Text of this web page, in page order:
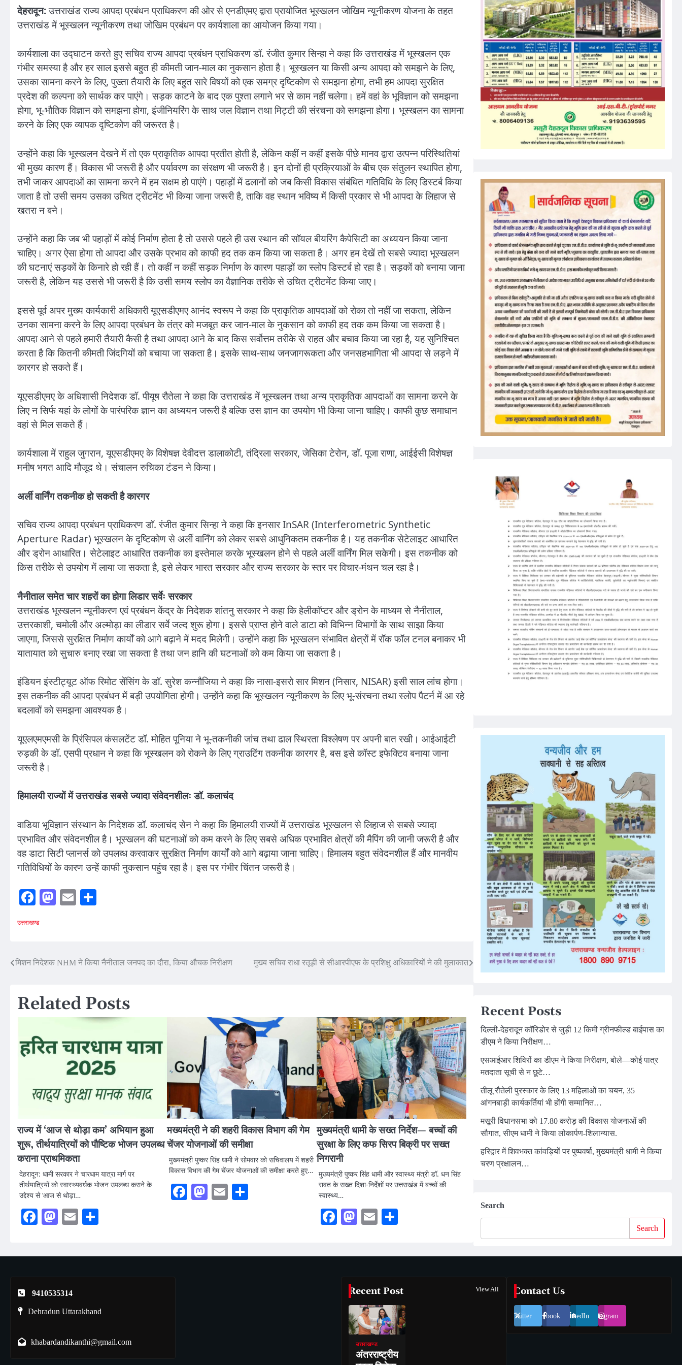
देहरादून:उत्तराखंड राज्य आपदा प्रबंधन प्राधिकरण की ओर से एनडीएमए द्वारा प्रायोजित भूस्खलन जोखिम न्यूनीकरण योजना के तहत
उत्तराखंड में भूस्खलन न्यूनीकरण तथा जोखिम प्रबंधन पर कार्यशाला का आयोजन किया गया।
कार्यशाला का उद्घाटन करते हुए सचिव राज्य आपदा प्रबंधन प्राधिकरण डॉ. रंजीत कुमार सिन्हा ने कहा कि उत्तराखंड में भूस्खलन एक
गंभीर समस्या है और हर साल इससे बहुत ही कीमती जान-माल का नुकसान होता है। भूस्खलन या किसी अन्य आपदा को समझने के लिए,
उसका सामना करने के लिए, पुख्ता तैयारी के लिए बहुत सारे विषयों को एक समग्र दृष्टिकोण से समझना होगा, तभी हम आपदा सुरक्षित
प्रदेश की कल्पना को सार्थक कर पाएंगे। सड़क काटने के बाद एक पुश्ता लगाने भर से काम नहीं चलेगा। हमें वहां के भूविज्ञान को समझना
होगा, भू-भौतिक विज्ञान को समझना होगा, इंजीनियरिंग के साथ जल विज्ञान तथा मिट्टी की संरचना को समझना होगा। भूस्खलन का सामना
करने के लिए एक व्यापक दृष्टिकोण की जरूरत है।
उन्होंने कहा कि भूस्खलन देखने में तो एक प्राकृतिक आपदा प्रतीत होती है, लेकिन कहीं न कहीं इसके पीछे मानव द्वारा उत्पन्न परिस्थितियां
भी मुख्य कारण हैं। विकास भी जरूरी है और पर्यावरण का संरक्षण भी जरूरी है। इन दोनों ही प्रक्रियाओं के बीच एक संतुलन स्थापित होगा,
तभी जाकर आपदाओं का सामना करने में हम सक्षम हो पाएंगे। पहाड़ों में ढलानों को जब किसी विकास संबंधित गतिविधि के लिए डिस्टर्ब किया
जाता है तो उसी समय उसका उचित ट्रीटमेंट भी किया जाना जरूरी है, ताकि वह स्थान भविष्य में किसी प्रकार से भी आपदा के लिहाज से
खतरा न बने।
उन्होंने कहा कि जब भी पहाड़ों में कोई निर्माण होता है तो उससे पहले ही उस स्थान की सॉयल बीयरिंग कैपेसिटी का अध्ययन किया जाना
चाहिए। अगर ऐसा होगा तो आपदा और उसके प्रभाव को काफी हद तक कम किया जा सकता है। अगर हम देखें तो सबसे ज्यादा भूस्खलन
की घटनाएं सड़कों के किनारे हो रही हैं। तो कहीं न कहीं सड़क निर्माण के कारण पहाड़ों का स्लोप डिस्टर्ब हो रहा है। सड़कों को बनाया जाना
जरूरी है, लेकिन यह उससे भी जरूरी है कि उसी समय स्लोप का वैज्ञानिक तरीके से उचित ट्रीटमेंट किया जाए।
इससे पूर्व अपर मुख्य कार्यकारी अधिकारी यूएसडीएमए आनंद स्वरूप ने कहा कि प्राकृतिक आपदाओं को रोका तो नहीं जा सकता, लेकिन
उनका सामना करने के लिए आपदा प्रबंधन के तंत्र को मजबूत कर जान-माल के नुकसान को काफी हद तक कम किया जा सकता है।
आपदा आने से पहले हमारी तैयारी कैसी है तथा आपदा आने के बाद किस सर्वोत्तम तरीके से राहत और बचाव किया जा रहा है, यह सुनिश्चित
करता है कि कितनी कीमती जिंदगियों को बचाया जा सकता है। इसके साथ-साथ जनजागरूकता और जनसहभागिता भी आपदा से लड़ने में
कारगर हो सकते हैं।
यूएसडीएमए के अधिशासी निदेशक डॉ. पीयूष रौतेला ने कहा कि उत्तराखंड में भूस्खलन तथा अन्य प्राकृतिक आपदाओं का सामना करने के
लिए न सिर्फ यहां के लोगों के पारंपरिक ज्ञान का अध्ययन जरूरी है बल्कि उस ज्ञान का उपयोग भी किया जाना चाहिए। काफी कुछ समाधान
वहां से मिल सकते हैं।
कार्यशाला में राहुल जुगरान, यूएसडीएमए के विशेषज्ञ देवीदत्त डालाकोटी, तंद्रिला सरकार, जेसिका टेरोन, डॉ. पूजा राणा, आईईसी विशेषज्ञ
मनीष भगत आदि मौजूद थे। संचालन रुचिका टंडन ने किया।
अर्ली वार्निंग तकनीक हो सकती है कारगर
सचिव राज्य आपदा प्रबंधन प्राधिकरण डॉ. रंजीत कुमार सिन्हा ने कहा कि इनसार InSAR (Interferometric Synthetic
Aperture Radar) भूस्खलन के दृष्टिकोण से अर्ली वार्निंग को लेकर सबसे आधुनिकतम तकनीक है। यह तकनीक सेटेलाइट आधारित
और ड्रोन आधारित। सेटेलाइट आधारित तकनीक का इस्तेमाल करके भूस्खलन होने से पहले अर्ली वार्निंग मिल सकेगी। इस तकनीक को
किस तरीके से उपयोग में लाया जा सकता है, इसे लेकर भारत सरकार और राज्य सरकार के स्तर पर विचार-मंथन चल रहा है।
नैनीताल समेत चार शहरों का होगा लिडार सर्वेः सरकार
उत्तराखंड भूस्खलन न्यूनीकरण एवं प्रबंधन केंद्र के निदेशक शांतनु सरकार ने कहा कि हेलीकॉप्टर और ड्रोन के माध्यम से नैनीताल,
उत्तरकाशी, चमोली और अल्मोड़ा का लीडार सर्वे जल्द शुरू होगा। इससे प्राप्त होने वाले डाटा को विभिन्न विभागों के साथ साझा किया
जाएगा, जिससे सुरक्षित निर्माण कार्यों को आगे बढ़ाने में मदद मिलेगी। उन्होंने कहा कि भूस्खलन संभावित क्षेत्रों में रॉक फॉल टनल बनाकर भी
यातायात को सुचारु बनाए रखा जा सकता है तथा जन हानि की घटनाओं को कम किया जा सकता है।
इंडियन इंस्टीट्यूट ऑफ रिमोट सेंसिंग के डॉ. सुरेश कन्नौजिया ने कहा कि नासा-इसरो सार मिशन (निसार, NISAR) इसी साल लांच होगा।
इस तकनीक की आपदा प्रबंधन में बड़ी उपयोगिता होगी। उन्होंने कहा कि भूस्खलन न्यूनीकरण के लिए भू-संरचना तथा स्लोप पैटर्न में आ रहे
बदलावों को समझना आवश्यक है।
यूएलएमएमसी के प्रिंसिपल कंसलटेंट डॉ. मोहित पूनिया ने भू-तकनीकी जांच तथा ढाल स्थिरता विश्लेषण पर अपनी बात रखी। आईआईटी
रुड़की के डॉ. एसपी प्रधान ने कहा कि भूस्खलन को रोकने के लिए ग्राउटिंग तकनीक कारगर है, बस इसे कॉस्ट इफेक्टिव बनाया जाना
जरूरी है।
हिमालयी राज्यों में उत्तराखंड सबसे ज्यादा संवेदनशीलः डॉ. कलाचंद
वाडिया भूविज्ञान संस्थान के निदेशक डॉ. कलाचंद सेन ने कहा कि हिमालयी राज्यों में उत्तराखंड भूस्खलन से लिहाज से सबसे ज्यादा
प्रभावित और संवेदनशील है। भूस्खलन की घटनाओं को कम करने के लिए सबसे अधिक प्रभावित क्षेत्रों की मैपिंग की जानी जरूरी है और
वह डाटा सिटी प्लानर्स को उपलब्ध करवाकर सुरक्षित निर्माण कार्यों को आगे बढ़ाया जाना चाहिए। हिमालय बहुत संवेदनशील हैं और मानवीय
गतिविधियों के कारण उन्हें काफी नुकसान पहुंच रहा है। इस पर गंभीर चिंतन जरूरी है।
Facebook
Mastodon
Email
उत्तराखण्ड
Post
मिशन निदेशक NHM ने किया नैनीताल जनपद का दौरा, किया औचक निरीक्षण मुख्य सचिव राधा रतूड़ी से सीआरपीएफ के प्रशिक्षु अधिकारियों ने की मुलाकात
Related Posts
राज्य में ‘आज से थोड़ा कम’ अभियान हुआ
शुरू, तीर्थयात्रियों को पौष्टिक भोजन उपलब्ध
कराना प्राथमिकता
देहरादून: धामी सरकार ने चारधाम यात्रा मार्ग पर
तीर्थयात्रियों को स्वास्थ्यवर्धक भोजन उपलब्ध कराने के
उद्देश्य से ‘आज से थोड़ा…
Facebook
Mastodon
Email
मख्यमंत्री ने की शहरी विकास विभाग की गेम
चेंजर योजनाओं की समीक्षा
मुख्यमंत्री पुष्कर सिंह धामी ने सोमवार को सचिवालय में शहरी
विकास विभाग की गेम चेंजर योजनाओं की समीक्षा करते हुए…
Facebook
Mastodon
EmailShare
मुख्यमंत्री धामी के सख्त निर्देश— बच्चों की
सुरक्षा के लिए कफ सिरप बिक्री पर सख्त
निगरानी
मुख्यमंत्री पुष्कर सिंह धामी और स्वास्थ्य मंत्री डॉ. धन सिंह
रावत के सख्त दिशा-निर्देशों पर उत्तराखंड में बच्चों की
स्वास्थ्य…
Facebook
Mastodon
EmailShare
Recent Posts
दिल्ली-देहरादून कॉरिडोर से जुड़ी 12 किमी ग्रीनफील्ड बाईपास का
डीएम ने किया निरीक्षण…
एसआईआर शिविरों का डीएम ने किया निरीक्षण, बोले—कोई पात्र
मतदाता सूची से न छूटे…
तीलू रौतेली पुरस्कार के लिए 13 महिलाओं का चयन, 35
आंगनबाड़ी कार्यकर्तियां भी होंगी सम्मानित…
मसूरी विधानसभा को 17.80 करोड़ की विकास योजनाओं की
सौगात, सीएम धामी ने किया लोकार्पण-शिलान्यास.
हरिद्वार में शिवभक्त कांवड़ियों पर पुष्पवर्षा, मुख्यमंत्री धामी ने किया
चरण प्रक्षालन…
Search
Search
9410535314
Dehradun Uttarakhand
khabardandikanthi@gmail.com
Recent Post View All
उत्तराखण्ड
अंतरराष्ट्रीय
Contact Us
Twitter Facebook LinkedIn Instagram